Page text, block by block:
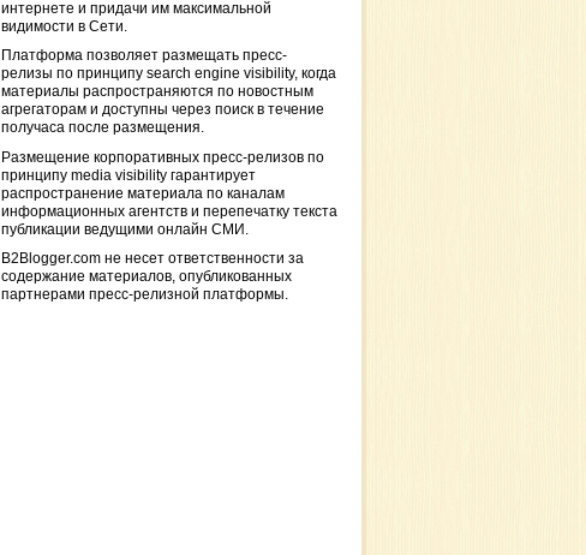
интернете и придачи им максимальной
видимости в Сети.
Платформа позволяет размещать пресс-
релизы по принципу search engine visibility, когда
материалы распространяются по новостным
агрегаторам и доступны через поиск в течение
получаса после размещения.
Размещение корпоративных пресс-релизов по
принципу media visibility гарантирует
распространение материала по каналам
информационных агентств и перепечатку текста
публикации ведущими онлайн СМИ.
B2Blogger.com не несет ответственности за
содержание материалов, опубликованных
партнерами пресс-релизной платформы.